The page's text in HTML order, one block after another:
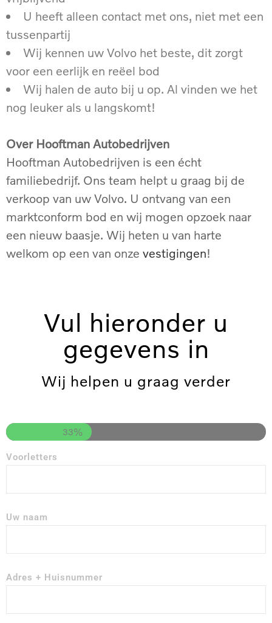
U heeft alleen contact met ons, niet met een
tussenpartij
Wij kennen uw Volvo het beste, dit zorgt
voor een eerlijk en reëel bod
Wij halen de auto bij u op. Al vinden we het
nog leuker als u langskomt!
Over Hooftman Autobedrijven
Hooftman Autobedrijven is een écht
familiebedrijf. Ons team helpt u graag bij de
verkoop van uw Volvo. U ontvang van een
marktconform bod en wij mogen opzoek naar
een nieuw baasje. Wij heten u van harte
welkom op een van onze vestigingen!
Vul hieronder u
gegevens in
Wij helpen u graag verder
33%
Voorletters
Uw naam
Adres + Huisnummer